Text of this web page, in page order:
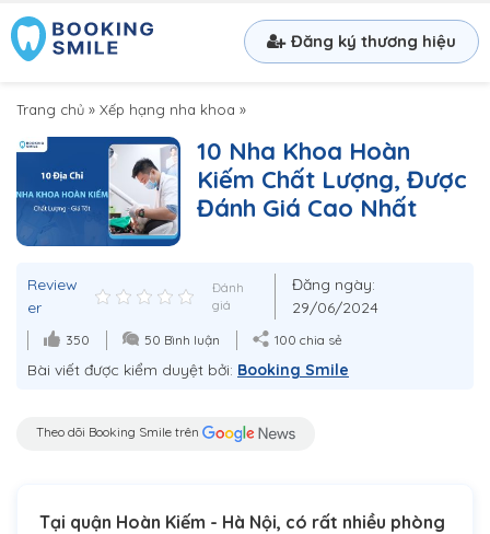
Đăng ký thương hiệu
Trang chủ » Xếp hạng nha khoa »
10 Nha Khoa Hoàn
Kiếm Chất Lượng, Được
Đánh Giá Cao Nhất
Review
er
Đánh
giá
Đăng ngày:
29/06/2024
350 50 Bình luận 100 chia sẻ
Bài viết được kiểm duyệt bởi: Booking Smile
Theo dõi Booking Smile trên
Tại quận Hoàn Kiếm - Hà Nội, có rất nhiều phòng